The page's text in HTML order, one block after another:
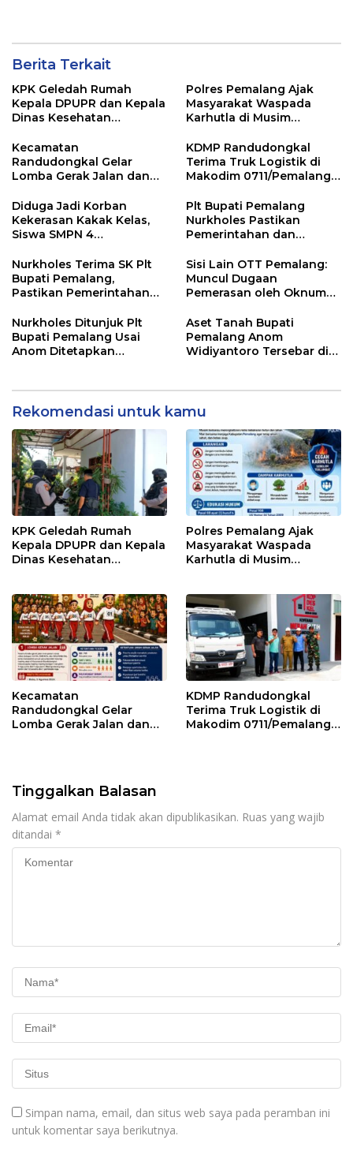
Berita Terkait
KPK Geledah Rumah
Kepala DPUPR dan Kepala
Dinas Kesehatan
Polres Pemalang Ajak
Masyarakat Waspada
Karhutla di Musim
Kecamatan
Randudongkal Gelar
Lomba Gerak Jalan dan
HUT RI ke-81
KDMP Randudongkal
Terima Truk Logistik di
Makodim 0711/Pemalang
Desa
Diduga Jadi Korban
Kekerasan Kakak Kelas,
Siswa SMPN 4
Dunia
Plt Bupati Pemalang
Nurkholes Pastikan
Pemerintahan dan
Berjalan
Nurkholes Terima SK Plt
Bupati Pemalang,
Pastikan Pemerintahan
Sisi Lain OTT Pemalang:
Muncul Dugaan
Pemerasan oleh Oknum
Nurkholes Ditunjuk Plt
Bupati Pemalang Usai
Anom Ditetapkan
Aset Tanah Bupati
Pemalang Anom
Widiyantoro Tersebar di
Rekomendasi untuk kamu
KPK Geledah Rumah
Kepala DPUPR dan Kepala
Dinas Kesehatan
Polres Pemalang Ajak
Masyarakat Waspada
Karhutla di Musim
Kecamatan
Randudongkal Gelar
Lomba Gerak Jalan dan
KDMP Randudongkal
Terima Truk Logistik di
Makodim 0711/Pemalang
Tinggalkan Balasan
Alamat email Anda tidak akan dipublikasikan. Ruas yang wajib
ditandai *
Simpan nama, email, dan situs web saya pada peramban ini
untuk komentar saya berikutnya.